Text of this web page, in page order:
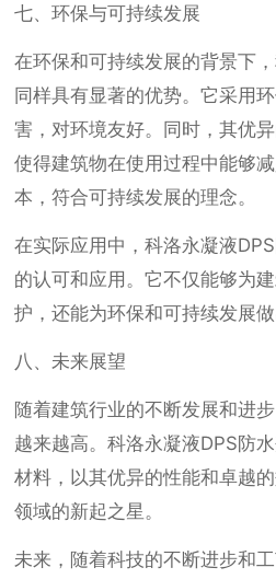
七、环保与可持续发展
在环保和可持续发展的背景下
同样具有显著的优势。它采用
害，对环境友好。同时，其优
使得建筑物在使用过程中能够
本，符合可持续发展的理念。
在实际应用中，科洛永凝液
的认可和应用。它不仅能够为
护，还能为环保和可持续发展做
八、未来展望
随着建筑行业的不断发展和进
越来越高。科洛永凝液DPS防
材料，以其优异的性能和卓越
领域的新起之星。
未来，随着科技的不断进步和